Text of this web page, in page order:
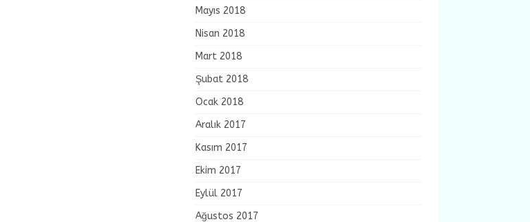
Mayıs 2018
Nisan 2018
Mart 2018
Şubat 2018
Ocak 2018
Aralık 2017
Kasım 2017
Ekim 2017
Eylül 2017
Ağustos 2017